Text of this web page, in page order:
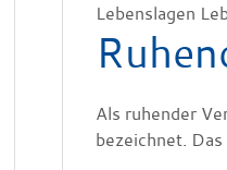
Lebenslagen
Als ruhender
bezeichnet.